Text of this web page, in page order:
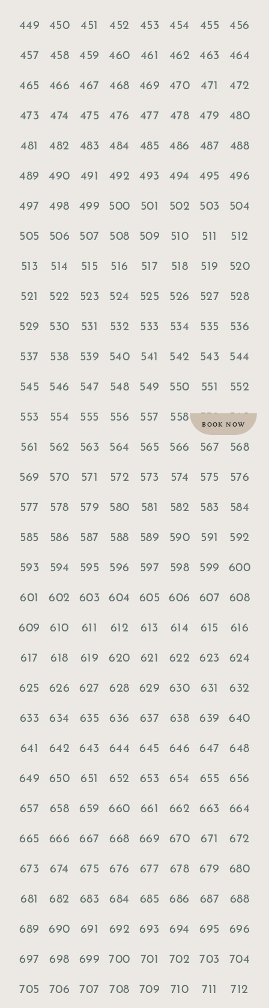
BOOK NOW
449 450 451 452 453 454 455 456
457 458 459 460 461 462 463 464
465 466 467 468 469 470 471 472
473 474 475 476 477 478 479 480
481 482 483 484 485 486 487 488
489 490 491 492 493 494 495 496
497 498 499 500 501 502 503 504
505 506 507 508 509 510 511 512
513 514 515 516 517 518 519 520
521 522 523 524 525 526 527 528
529 530 531 532 533 534 535 536
537 538 539 540 541 542 543 544
545 546 547 548 549 550 551 552
553 554 555 556 557 558
561 562 563 564 565 566 567 568
569 570 571 572 573 574 575 576
577 578 579 580 581 582 583 584
585 586 587 588 589 590 591 592
593 594 595 596 597 598 599 600
601 602 603 604 605 606 607 608
609 610 611 612 613 614 615 616
617 618 619 620 621 622 623 624
625 626 627 628 629 630 631 632
633 634 635 636 637 638 639 640
641 642 643 644 645 646 647 648
649 650 651 652 653 654 655 656
657 658 659 660 661 662 663 664
665 666 667 668 669 670 671 672
673 674 675 676 677 678 679 680
681 682 683 684 685 686 687 688
689 690 691 692 693 694 695 696
697 698 699 700 701 702 703 704
705 706 707 708 709 710 711 712